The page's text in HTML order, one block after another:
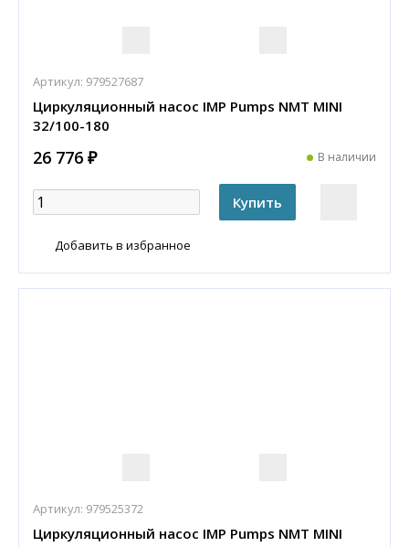
Артикул: 979527687
Циркуляционный насос IMP Pumps NMT MINI
32/100-180
26 776 ₽ В наличии
Добавить в избранное
Артикул: 979525372
Циркуляционный насос IMP Pumps NMT MINI